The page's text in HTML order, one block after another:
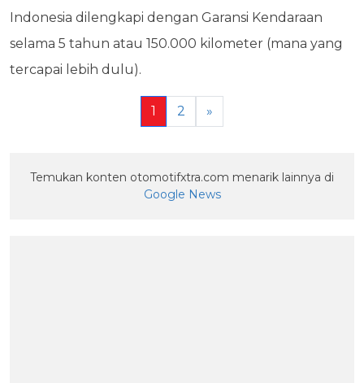
Indonesia dilengkapi dengan Garansi Kendaraan
selama 5 tahun atau 150.000 kilometer (mana yang
tercapai lebih dulu).
1 2 »
Temukan konten otomotifxtra.com menarik lainnya di
Google News